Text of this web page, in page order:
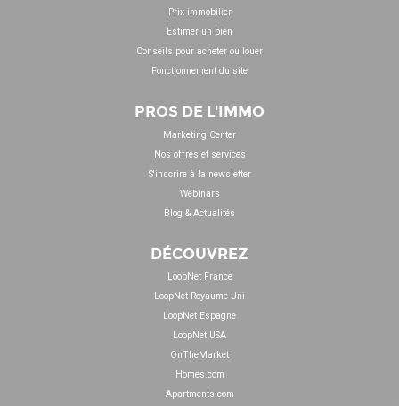
Prix immobilier
Estimer un bien
Conseils pour acheter ou louer
Fonctionnement du site
PROS DE L'IMMO
Marketing Center
Nos offres et services
S'inscrire à la newsletter
Webinars
Blog & Actualités
DÉCOUVREZ
LoopNet France
LoopNet Royaume-Uni
LoopNet Espagne
LoopNet USA
OnTheMarket
Homes.com
Apartments.com